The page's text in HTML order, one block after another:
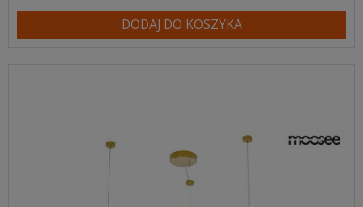
DODAJ DO KOSZYKA